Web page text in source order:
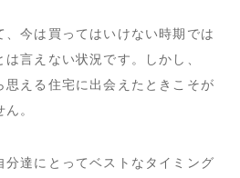
今は買ってはいけない時期では
言えない状況です。しかし、
思える住宅に出会えたときこそが
。
達にとってベストなタイミング